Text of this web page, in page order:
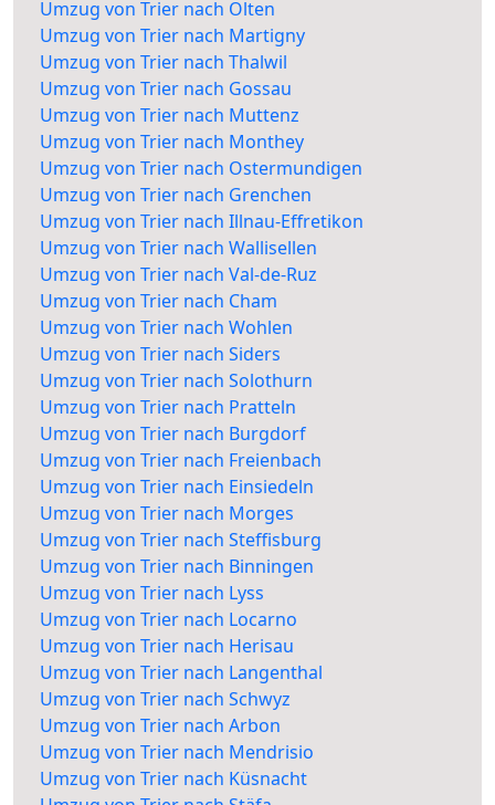
Umzug von Trier nach Olten
Umzug von Trier nach Martigny
Umzug von Trier nach Thalwil
Umzug von Trier nach Gossau
Umzug von Trier nach Muttenz
Umzug von Trier nach Monthey
Umzug von Trier nach Ostermundigen
Umzug von Trier nach Grenchen
Umzug von Trier nach Illnau-Effretikon
Umzug von Trier nach Wallisellen
Umzug von Trier nach Val-de-Ruz
Umzug von Trier nach Cham
Umzug von Trier nach Wohlen
Umzug von Trier nach Siders
Umzug von Trier nach Solothurn
Umzug von Trier nach Pratteln
Umzug von Trier nach Burgdorf
Umzug von Trier nach Freienbach
Umzug von Trier nach Einsiedeln
Umzug von Trier nach Morges
Umzug von Trier nach Steffisburg
Umzug von Trier nach Binningen
Umzug von Trier nach Lyss
Umzug von Trier nach Locarno
Umzug von Trier nach Herisau
Umzug von Trier nach Langenthal
Umzug von Trier nach Schwyz
Umzug von Trier nach Arbon
Umzug von Trier nach Mendrisio
Umzug von Trier nach Küsnacht